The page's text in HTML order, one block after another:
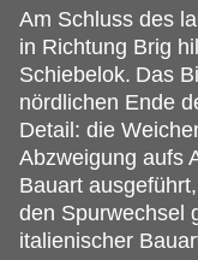
Am Schluss des
in Richtung Brig
Schiebelok. Das
nördlichen Ende
Detail: die
Abzweigung aufs
Bauart
den Spurwechsel
italienischer